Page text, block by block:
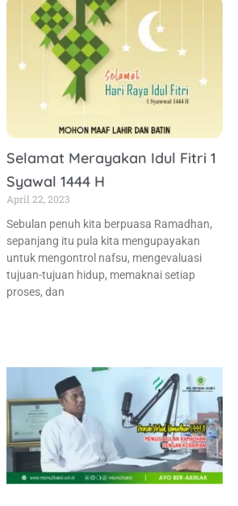
Selamat Merayakan Idul Fitri 1
Syawal 1444 H
April 22, 2023
Sebulan penuh kita berpuasa Ramadhan,
sepanjang itu pula kita mengupayakan
untuk mengontrol nafsu, mengevaluasi
tujuan-tujuan hidup, memaknai setiap
proses, dan